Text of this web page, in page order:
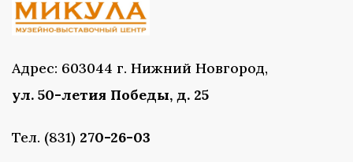
Адрес: 603044 г. Нижний Новгород,
ул. 50-летия Победы, д. 25
Тел. (831) 270-26-03